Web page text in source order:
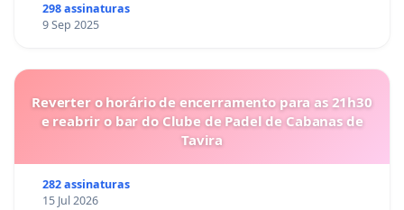
298 assinaturas
9 Sep 2025
Reverter o horário de encerramento para as 21h30
e reabrir o bar do Clube de Padel de Cabanas de
Tavira
282 assinaturas
15 Jul 2026